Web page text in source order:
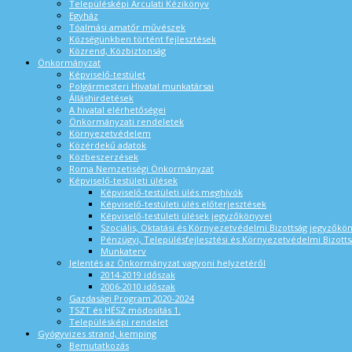
Településképi Arculati Kézikönyv
Egyház
Tóalmási amatőr művészek
Községünkben történt fejlesztések
Közrend, Közbiztonság
Önkormányzat
Képviselő-testület
Polgármesteri Hivatal munkatársai
Álláshirdetések
A hivatal elérhetőségei
Önkormányzati rendeletek
Környezetvédelem
Közérdekű adatok
Közbeszerzések
Roma Nemzetiségi Önkormányzat
Képviselő-testületi ülések
Képviselő-testületi ülés meghívók
Képviselő-testületi ülés előterjesztések
Képviselő-testületi ülések jegyzőkönyvei
Szociális, Oktatási és Környezetvédelmi Bizottság
Pénzügyi, Településfejlesztési és Környezetvédelmi
Munkaterv
Jelentés az Önkormányzat vagyoni helyzetéről
2014-2019 időszak
2006-2010 időszak
Gazdasági Program 2020-2024
TSZT és HÉSZ módosítás 1.
Településképi rendelet
Gyógyvizes strand, kemping
Bemutatkozás